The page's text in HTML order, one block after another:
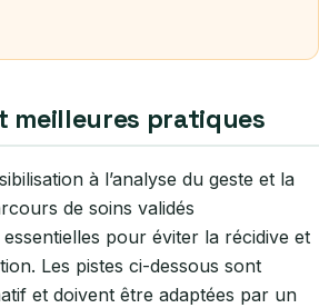
meilleures pratiques
à l’analyse du geste et la
de soins validés
pour éviter la récidive et
Les pistes ci-dessous sont
et doivent être adaptées par un